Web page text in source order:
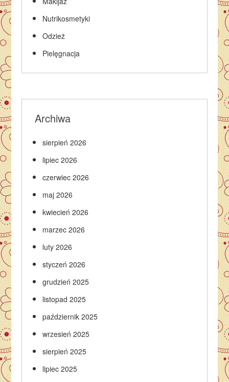
Nutrikosmetyki
Odzież
Pielęgnacja
Archiwa
sierpień 2026
lipiec 2026
czerwiec 2026
maj 2026
kwiecień 2026
marzec 2026
luty 2026
styczeń 2026
grudzień 2025
listopad 2025
październik 2025
wrzesień 2025
sierpień 2025
lipiec 2025